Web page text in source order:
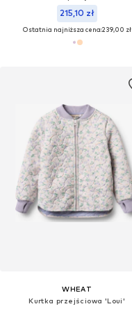
215,10 zł
Ostatnia najniższa cena:239,00 zł
WHEAT
Kurtka przejściowa 'Loui'